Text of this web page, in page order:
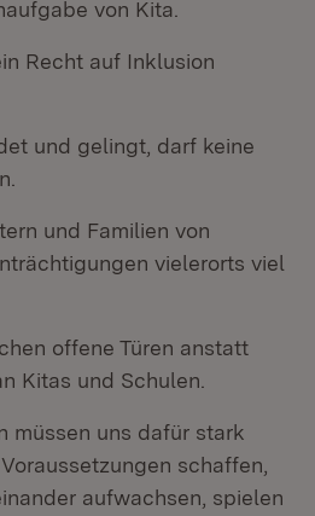
von Kita.
Recht auf Inklusion
und gelingt, darf keine
und Familien von
vielerorts viel
offene Türen anstatt
Kitas und Schulen.
müssen uns dafür stark
schaffen,
aufwachsen, spielen